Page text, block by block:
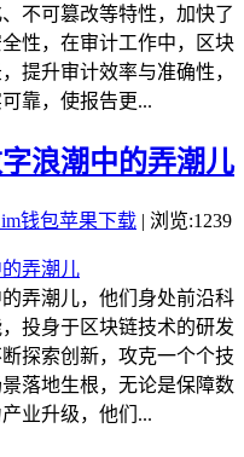
不可篡改等特性，加快了
性，在审计工作中，区块
提升审计效率与准确性，
靠，使报告更...
浪潮中的弄潮儿
钱包苹果下载 | 浏览:1239
弄潮儿，他们身处前沿科
投身于区块链技术的研发
探索创新，攻克一个个技
落地生根，无论是保障数
业升级，他们...